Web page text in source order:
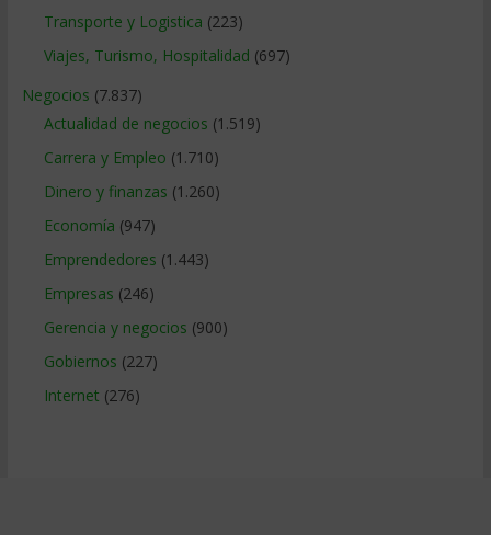
Transporte y Logistica (223)
Viajes, Turismo, Hospitalidad (697)
Negocios (7.837)
Actualidad de negocios (1.519)
Carrera y Empleo (1.710)
Dinero y finanzas (1.260)
Economía (947)
Emprendedores (1.443)
Empresas (246)
Gerencia y negocios (900)
Gobiernos (227)
Internet (276)